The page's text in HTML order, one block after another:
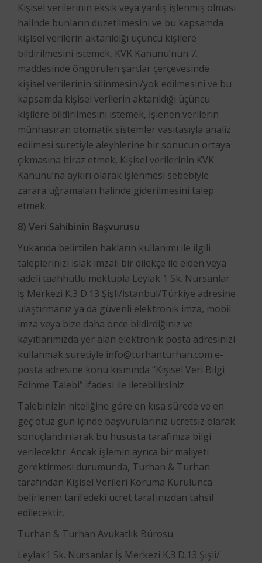
Kişisel verilerinin eksik veya yanlış işlenmiş olması
halinde bunların düzetilmesini ve bu kapsamda
kişisel verilerin aktarıldığı üçüncü kişilere
bildirilmesini istemek, KVK Kanunu’nun 7.
maddesinde öngörülen şartlar çerçevesinde
kişisel verilerinin silinmesini/yok edilmesini ve bu
kapsamda kişisel verilerin aktarıldığı üçüncü
kişilere bildirilmesini istemek, İşlenen verilerin
münhasıran otomatik sistemler vasıtasıyla analiz
edilmesi suretiyle aleyhlerine bir sonucun ortaya
çıkmasına itiraz etmek, Kişisel verilerinin KVK
Kanunu’na aykırı olarak işlenmesi sebebiyle
zarara uğramaları halinde giderilmesini talep
etmek.
8) Veri Sahibinin Başvurusu
Yukarıda belirtilen hakların kullanımı ile ilgili
taleplerinizi ıslak imzalı bir dilekçe ile elden veya
iadeli taahhütlü mektupla Leylak 1 Sk. Nursanlar
İş Merkezi K.3 D.13 Şişli/İstanbul/Türkiye adresine
ulaştırmanız ya da güvenli elektronik imza, mobil
imza veya bize daha önce bildirdiğiniz ve
kayıtlarımızda yer alan elektronik posta adresinizi
kullanmak suretiyle info@turhanturhan.com e-
posta adresine konu kısmında “Kişisel Veri Bilgi
Edinme Talebi” ifadesi ile iletebilirsiniz.
Talebinizin niteliğine göre en kısa sürede ve en
geç otuz gün içinde başvurularınız ücretsiz olarak
sonuçlandırılarak bu hususta tarafınıza bilgi
verilecektir. Ancak işlemin ayrıca bir maliyeti
gerektirmesi durumunda, Turhan & Turhan
tarafından Kişisel Verileri Koruma Kurulunca
belirlenen tarifedeki ücret tarafınızdan tahsil
edilecektir.
Turhan & Turhan Avukatlık Bürosu
Leylak1 Sk. Nursanlar İş Merkezi K.3 D.13 Şişli/